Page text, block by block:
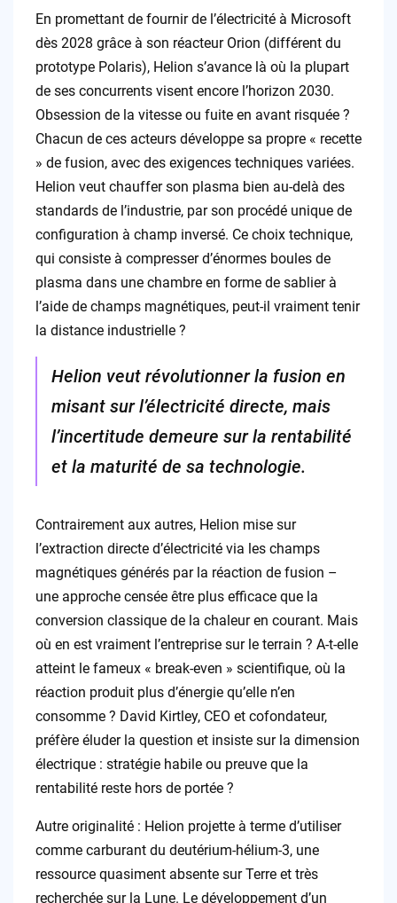
En promettant de fournir de l’électricité à Microsoft
dès 2028 grâce à son réacteur Orion (différent du
prototype Polaris), Helion s’avance là où la plupart
de ses concurrents visent encore l’horizon 2030.
Obsession de la vitesse ou fuite en avant risquée ?
Chacun de ces acteurs développe sa propre « recette
» de fusion, avec des exigences techniques variées.
Helion veut chauffer son plasma bien au-delà des
standards de l’industrie, par son procédé unique de
configuration à champ inversé. Ce choix technique,
qui consiste à compresser d’énormes boules de
plasma dans une chambre en forme de sablier à
l’aide de champs magnétiques, peut-il vraiment tenir
la distance industrielle ?
Helion veut révolutionner la fusion en
misant sur l’électricité directe, mais
l’incertitude demeure sur la rentabilité
et la maturité de sa technologie.
Contrairement aux autres, Helion mise sur
l’extraction directe d’électricité via les champs
magnétiques générés par la réaction de fusion –
une approche censée être plus efficace que la
conversion classique de la chaleur en courant. Mais
où en est vraiment l’entreprise sur le terrain ? A-t-elle
atteint le fameux « break-even » scientifique, où la
réaction produit plus d’énergie qu’elle n’en
consomme ? David Kirtley, CEO et cofondateur,
préfère éluder la question et insiste sur la dimension
électrique : stratégie habile ou preuve que la
rentabilité reste hors de portée ?
Autre originalité : Helion projette à terme d’utiliser
comme carburant du deutérium-hélium-3, une
ressource quasiment absente sur Terre et très
recherchée sur la Lune. Le développement d’un